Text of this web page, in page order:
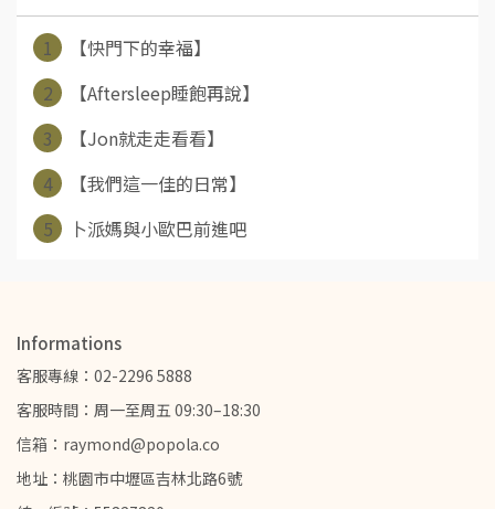
1
【快門下的幸福】
2
【Aftersleep睡飽再說】
3
【Jon就走走看看】
4
【我們這一佳的日常】
5
卜派媽與小歐巴前進吧
Informations
客服專線：02-2296 5888
客服時間：周一至周五 09:30–18:30
信箱：raymond@popola.co
地址：桃園市中壢區吉林北路6號